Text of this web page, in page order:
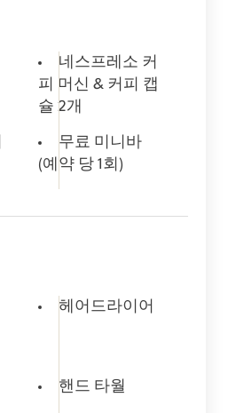
네스프레소 커
피 머신 & 커피 캡
슐 2개
무료 미니바
(예약 당 1회)
헤어드라이어
핸드 타월